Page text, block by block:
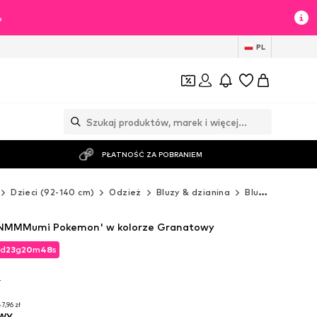
PL
PŁATNOŚĆ ZA POBRANIEM
Dzieci (92-140 cm) Odzież Bluzy & dzianina Bluzy
d23g20m46s
zł
d23g20m46s
Pokemon' w kolorze Granatowy